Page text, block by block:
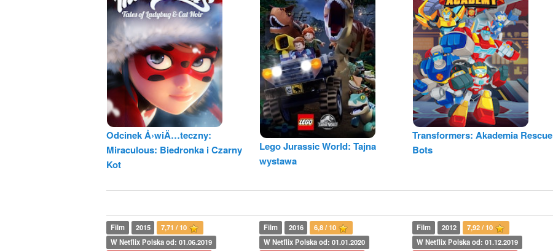
Odcinek Å›wiÄ…teczny:
Miraculous: Biedronka i Czarny
Kot
Lego Jurassic World: Tajna
wystawa
Transformers: Akademia Rescue
Bots
Film 2015
7,71 / 10
W Netflix Polska od: 01.06.2019
Film 2016
6,8 / 10
W Netflix Polska od: 01.01.2020
Film 2012
7,92 / 10
W Netflix Polska od: 01.12.2019